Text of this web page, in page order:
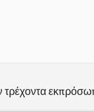
is set
τρέχοντα